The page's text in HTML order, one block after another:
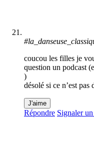
coucou les filles je
question un podcast
)
désolé si ce n’est pas
J'aime
Répondre Signaler